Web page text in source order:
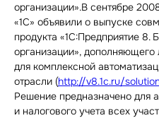
организации».В сентябре
«1С» объявили о выпуске
продукта «1С:Предприятие 8.
организации»,
для комплексной
отрасли (http://v8.1c.ru/
Решение предназначено для
и налогового учета всех